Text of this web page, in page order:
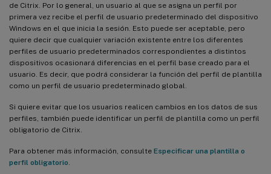
de Citrix. Por lo general, un usuario al que se asigna un perfil por
primera vez recibe el perfil de usuario predeterminado del dispositivo
Windows en el que inicia la sesión. Esto puede ser aceptable, pero
quiere decir que cualquier variación existente entre los diferentes
perfiles de usuario predeterminados correspondientes a distintos
dispositivos ocasionará diferencias en el perfil base creado para el
usuario. Es decir, que podrá considerar la función del perfil de plantilla
como un perfil de usuario predeterminado global.
Si quiere evitar que los usuarios realicen cambios en los datos de sus
perfiles, también puede identificar un perfil de plantilla como un perfil
obligatorio de Citrix.
Para obtener más información, consulte Especificar una plantilla o
perfil obligatorio